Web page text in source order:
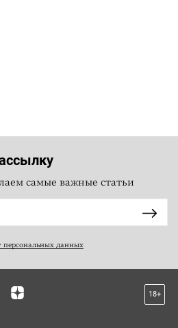
самые важные статьи
персональных данных
18+